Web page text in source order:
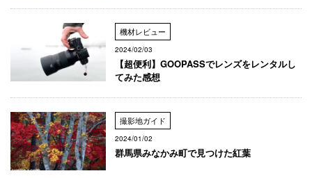
機材レビュー
2024/02/03
【超便利】GOOPASSでレンズをレンタルし
てみた感想
撮影地ガイド
2024/01/02
群馬県みなかみ町で見つけた紅葉